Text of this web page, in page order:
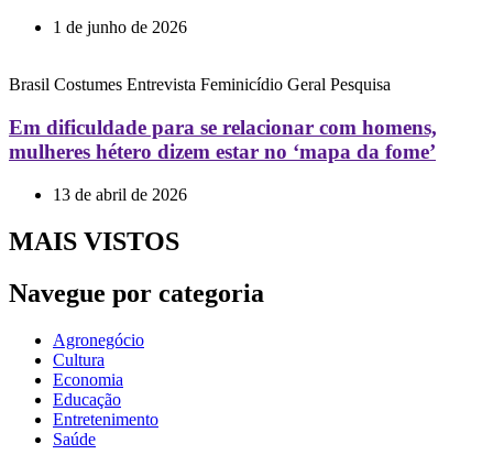
1 de junho de 2026
Brasil Costumes Entrevista Feminicídio Geral Pesquisa
Em dificuldade para se relacionar com homens,
mulheres hétero dizem estar no ‘mapa da fome’
13 de abril de 2026
MAIS VISTOS
Navegue por categoria
Agronegócio
Cultura
Economia
Educação
Entretenimento
Saúde